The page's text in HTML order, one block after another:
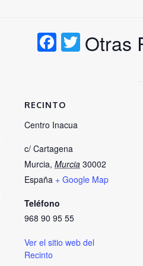
Facebook
Twitter
Otras
RECINTO
Centro Inacua
c/ Cartagena
Murcia, Murcia 30002
España + Google Map
Teléfono
968 90 95 55
Ver el sitio web del
Recinto